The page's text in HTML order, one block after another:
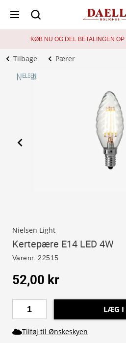
KØB NU OG DEL BETALINGEN
Tilbage Pærer
Nielsen Light
Kertepære E14 LED 4W
Varenr. 22515
52,00 kr
LÆG I
Tilføj til Ønskeskyen